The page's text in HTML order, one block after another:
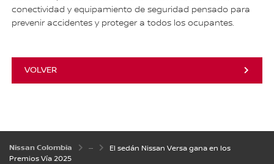
conectividad y equipamiento de seguridad pensado para
prevenir accidentes y proteger a todos los ocupantes.
VOLVER
Nissan Colombia
El sedán Nissan Versa gana en los
Premios Vía 2025